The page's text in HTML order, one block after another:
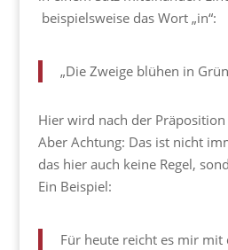
beispielsweise das Wort „in“:
„Die Zweige blühen in
Hier wird nach der
Aber Achtung: Das ist nicht
das hier auch keine Regel,
Ein Beispiel:
Für heute reicht es mir mit